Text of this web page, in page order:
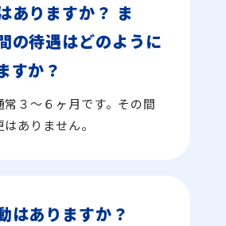
ありますか？ ま
の待遇はどのように
すか？
３～６ヶ月です。その間
ありません。
はありますか？